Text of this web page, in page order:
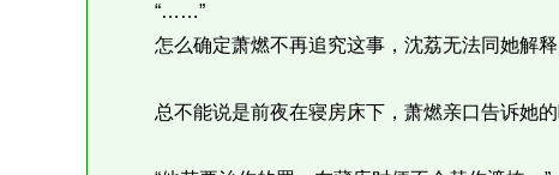
“……”
怎么确定萧燃不再追究这事，沈荔无法同她解释
总不能说是前夜在寝房床下，萧燃亲口告诉她的